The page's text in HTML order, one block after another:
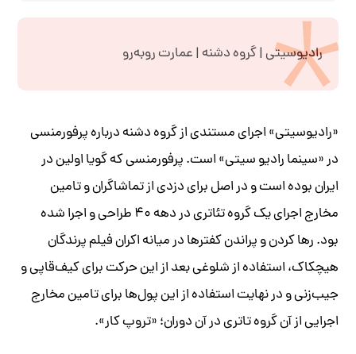
رادیوسیتی | گروه دشنه | عمارت روبه‌رو
«رادیوسیتی» اجرای مستندی از گروه دشنه درباره پرفورمنسی
در «سینما رادیو سیتی» است. پرفورمنسی که گویا اولین در
ایران بوده است و در اصل برای دزدی از تماشاگران و تامین
مخارج اجرای یک گروه تئاتری در دهه ۴۰ طراحی و اجرا شده
بود. رها کردن و پراندن کفترها در میانه اکران فیلم پرندگان
هیچکاک، استفاده از شلوغی بعد از این حرکت برای کیف‌قاپی و
جیب‌زنی و در نهایت استفاده از این پول‌ها برای تامین مخارج
اجرایی از آن گروه تاتری در آن دوران؛ «تروپ کار».